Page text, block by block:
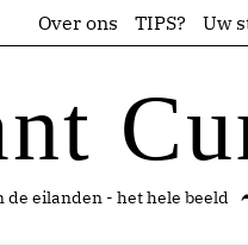
Over ons TIPS? Uw
de eilanden - het hele beeld